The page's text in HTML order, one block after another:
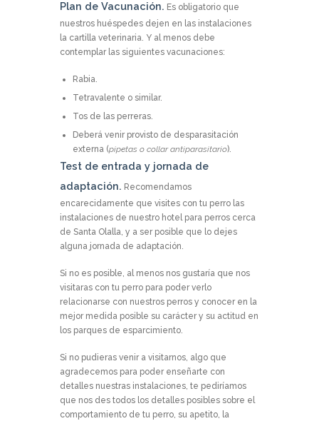
Plan de Vacunación. Es obligatorio que
nuestros huéspedes dejen en las instalaciones
la cartilla veterinaria. Y al menos debe
contemplar las siguientes vacunaciones:
Rabia.
Tetravalente o similar.
Tos de las perreras.
Deberá venir provisto de desparasitación
externa (pipetas o collar antiparasitario).
Test de entrada y jornada de
adaptación. Recomendamos
encarecidamente que visites con tu perro las
instalaciones de nuestro hotel para perros cerca
de Santa Olalla, y a ser posible que lo dejes
alguna jornada de adaptación.
Si no es posible, al menos nos gustaría que nos
visitaras con tu perro para poder verlo
relacionarse con nuestros perros y conocer en la
mejor medida posible su carácter y su actitud en
los parques de esparcimiento.
Si no pudieras venir a visitarnos, algo que
agradecemos para poder enseñarte con
detalles nuestras instalaciones, te pediríamos
que nos des todos los detalles posibles sobre el
comportamiento de tu perro, su apetito, la